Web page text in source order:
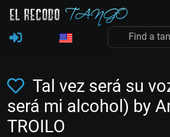
Tal vez será su
será mi alcohol) by
TROILO